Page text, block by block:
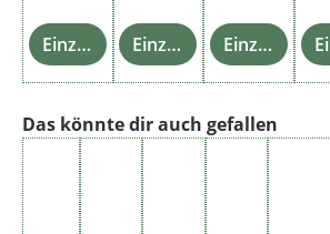
Einzelheiten Einzelheiten Einzelheiten
Produktgalerie überspringen
Das könnte dir auch gefallen